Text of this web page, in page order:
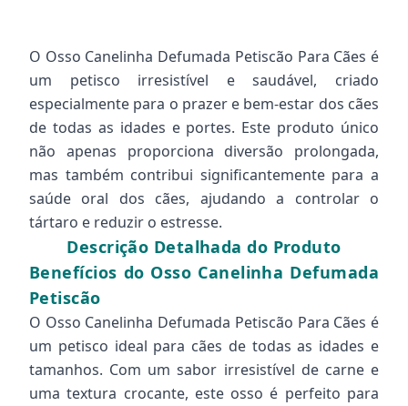
O Osso Canelinha Defumada Petiscão Para Cães é
um petisco irresistível e saudável, criado
especialmente para o prazer e bem-estar dos cães
de todas as idades e portes. Este produto único
não apenas proporciona diversão prolongada,
mas também contribui significantemente para a
saúde oral dos cães, ajudando a controlar o
tártaro e reduzir o estresse.
Descrição Detalhada do Produto
Benefícios do Osso Canelinha Defumada
Petiscão
O Osso Canelinha Defumada Petiscão Para Cães é
um petisco ideal para cães de todas as idades e
tamanhos. Com um sabor irresistível de carne e
uma textura crocante, este osso é perfeito para